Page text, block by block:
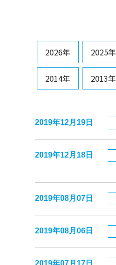
2026年 2025年
2014年 2013年
2019年12月19日
2019年12月18日
2019年08月07日
2019年08月06日
2019年07月17日